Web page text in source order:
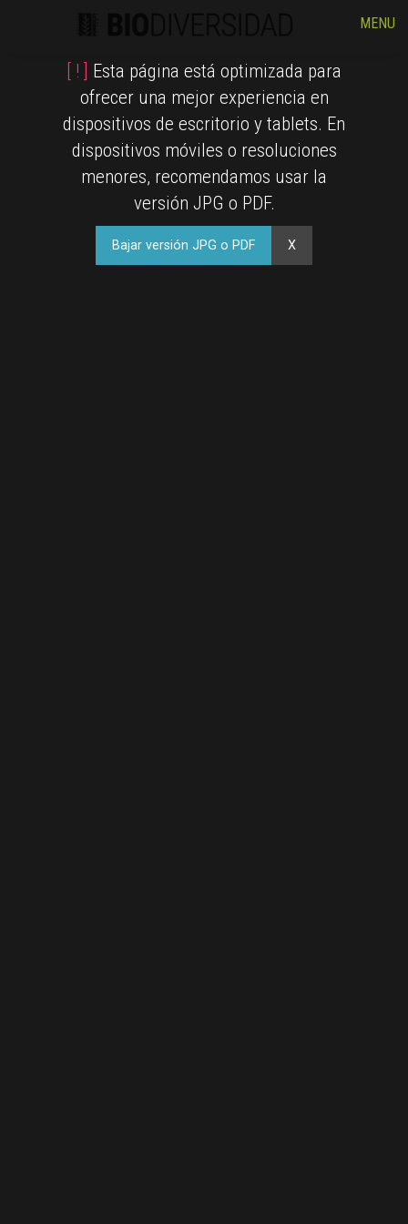
[ ! ] Esta página está optimizada para
ofrecer una mejor experiencia en
dispositivos de escritorio y tablets. En
dispositivos móviles o resoluciones
menores, recomendamos usar la
versión JPG o PDF.
Bajar versión JPG o PDF X
MENU